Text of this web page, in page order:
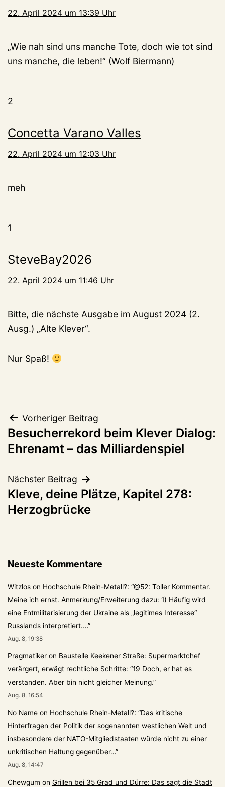
22. April 2024 um 13:39 Uhr
„Wie nah sind uns manche Tote, doch wie tot sind
uns manche, die leben!“ (Wolf Biermann)
2
Concetta Varano Valles
22. April 2024 um 12:03 Uhr
meh
1
SteveBay2026
22. April 2024 um 11:46 Uhr
Bitte, die nächste Ausgabe im August 2024 (2.
Ausg.) „Alte Klever“.
Nur Spaß!
Beitragsnavigation
Vorheriger Beitrag
Besucherrekord beim Klever Dialog:
Ehrenamt – das Milliardenspiel
Nächster Beitrag
Kleve, deine Plätze, Kapitel 278:
Herzogbrücke
Neueste Kommentare
Witzlos on Hochschule Rhein-Metall?: “@52: Toller Kommentar.
Meine ich ernst. Anmerkung/Erweiterung dazu: 1) Häufig wird
eine Entmilitarisierung der Ukraine als „legitimes Interesse“
Russlands interpretiert.…”
Aug. 8, 19:38
Pragmatiker on Baustelle Keekener Straße: Supermarktchef
verärgert, erwägt rechtliche Schritte: “19 Doch, er hat es
verstanden. Aber bin nicht gleicher Meinung.”
Aug. 8, 16:54
No Name on Hochschule Rhein-Metall?: “Das kritische
Hinterfragen der Politik der sogenannten westlichen Welt und
insbesondere der NATO-Mitgliedstaaten würde nicht zu einer
unkritischen Haltung gegenüber…”
Aug. 8, 14:47
Chewgum on Grillen bei 35 Grad und Dürre: Das sagt die Stadt